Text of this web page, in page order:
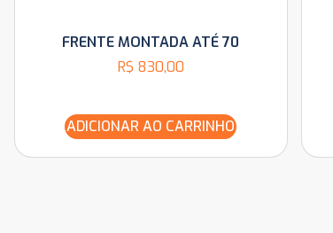
FRENTE MONTADA ATÉ 70
R$ 830,00
ADICIONAR AO CARRINHO